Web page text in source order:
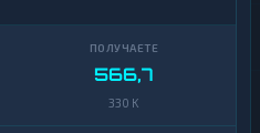
566,7
330 K